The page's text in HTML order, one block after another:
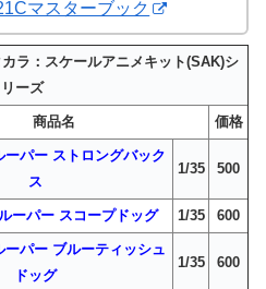
マスターブック
ラ：スケールアニメキット(SAK)シ
リーズ
商品名 価格
ーパー ストロングバック
ス
1/35 500
ーパー スコープドッグ 1/35 600
ーパー ブルーティッシュ
ドッグ
1/35 600